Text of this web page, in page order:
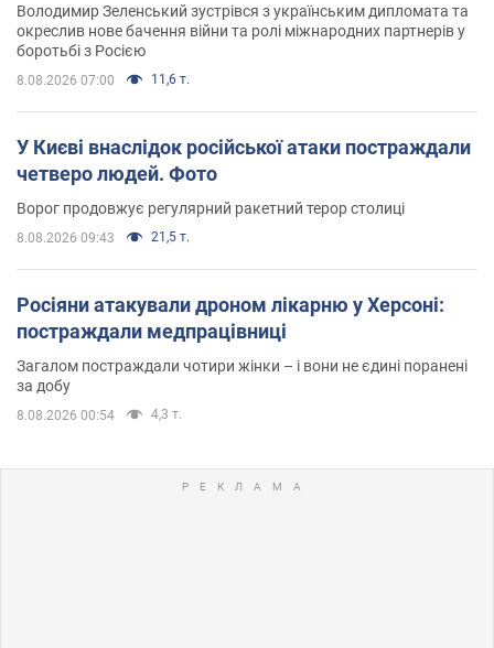
Володимир Зеленський зустрівся з українським дипломата та
окреслив нове бачення війни та ролі міжнародних партнерів у
боротьбі з Росією
8.08.2026 07:00 11,6 т.
У Києві внаслідок російської атаки постраждали
четверо людей. Фото
Ворог продовжує регулярний ракетний терор столиці
8.08.2026 09:43 21,5 т.
Росіяни атакували дроном лікарню у Херсоні:
постраждали медпрацівниці
Загалом постраждали чотири жінки – і вони не єдині поранені
за добу
8.08.2026 00:54 4,3 т.